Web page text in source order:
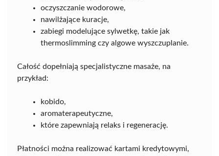
oczyszczanie wodorowe,
nawilżające kuracje,
zabiegi modelujące sylwetkę, takie jak
thermoslimming czy algowe wyszczuplanie.
Całość dopełniają specjalistyczne masaże, na
przykład:
kobido,
aromaterapeutyczne,
które zapewniają relaks i regenerację.
Płatności można realizować kartami kredytowymi,